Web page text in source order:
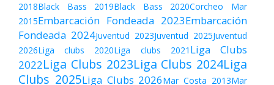
2018Black Bass 2019Black Bass 2020Corcheo Mar
2015Embarcación Fondeada 2023Embarcación
Fondeada 2024Juventud 2023Juventud 2025Juventud
2026Liga clubs 2020Liga clubs 2021 Liga Clubs
2022Liga Clubs 2023Liga Clubs 2024Liga
Clubs 2025Liga Clubs 2026Mar Costa 2013Mar